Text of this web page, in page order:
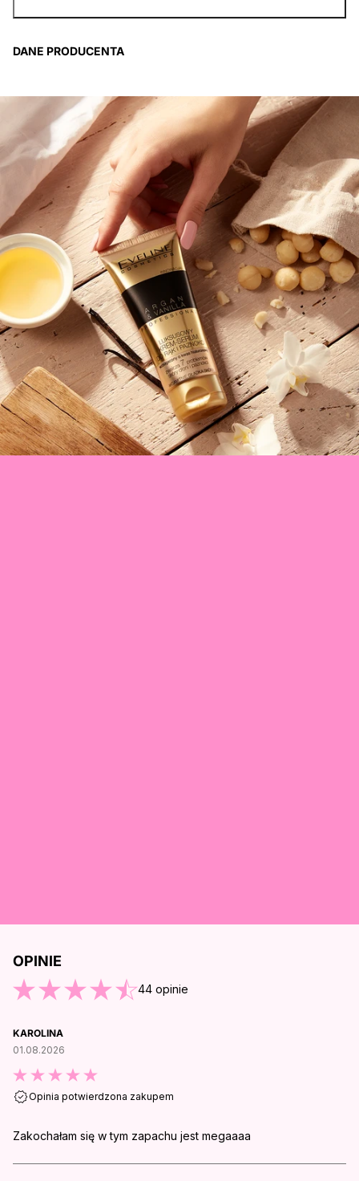
DANE PRODUCENTA
KOŃCA OPINII
OPINIE
44 opinie
KAROLINA
01.08.2026
Opinia potwierdzona zakupem
Zakochałam się w tym zapachu jest megaaaa